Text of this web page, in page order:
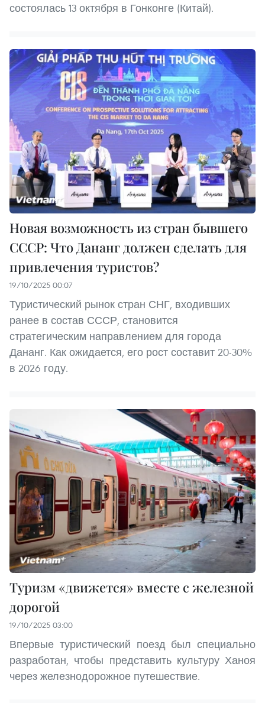
состоялась 13 октября в Гонконге (Китай).
Новая возможность из стран бывшего
СССР: Что Дананг должен сделать для
привлечения туристов?
19/10/2025 00:07
Туристический рынок стран СНГ, входивших
ранее в состав СССР, становится
стратегическим направлением для города
Дананг. Как ожидается, его рост составит 20-30%
в 2026 году.
Туризм «движется» вместе с железной
дорогой
19/10/2025 03:00
Впервые туристический поезд был специально
разработан, чтобы представить культуру Ханоя
через железнодорожное путешествие.